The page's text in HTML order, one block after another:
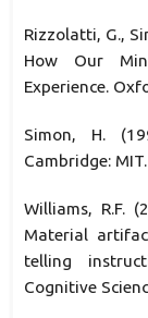
Rizzolatti, G.,
How Our
Experience.
Simon, H.
Cambridge: MIT.
Williams, R.F.
Material
telling
Cognitive